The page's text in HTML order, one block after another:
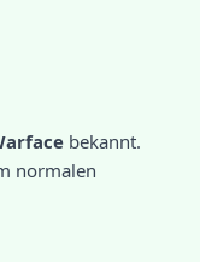
bekannt.
normalen